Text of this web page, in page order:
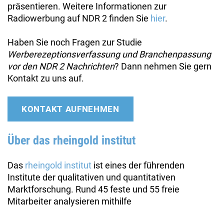
präsentieren. Weitere Informationen zur
Radiowerbung auf NDR 2 finden Sie hier.
Haben Sie noch Fragen zur Studie
Werberezeptionsverfassung und Branchenpassung
vor den NDR 2 Nachrichten? Dann nehmen Sie gern
Kontakt zu uns auf.
KONTAKT AUFNEHMEN
Über das rheingold institut
Das rheingold institut ist eines der führenden
Institute der qualitativen und quantitativen
Marktforschung. Rund 45 feste und 55 freie
Mitarbeiter analysieren mithilfe